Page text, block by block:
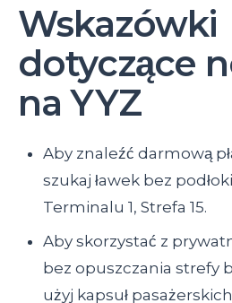
Wskazówki
dotyczące
na YYZ
Aby znaleźć darmową
szukaj ławek bez
Terminalu 1, Strefa 15.
Aby skorzystać z
bez opuszczania strefy
użyj kapsuł